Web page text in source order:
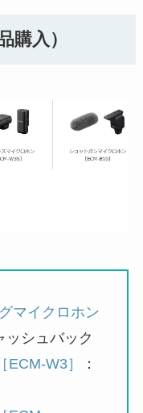
購入）
マイクロホン
ッシュバック
W3］
：